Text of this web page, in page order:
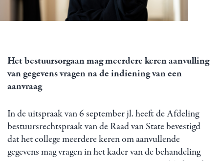
Het bestuursorgaan mag meerdere keren aanvulling
van gegevens vragen na de indiening van een
aanvraag
In de uitspraak van 6 september jl. heeft de Afdeling
bestuursrechtspraak van de Raad van State bevestigd
dat het college meerdere keren om aanvullende
gegevens mag vragen in het kader van de behandeling